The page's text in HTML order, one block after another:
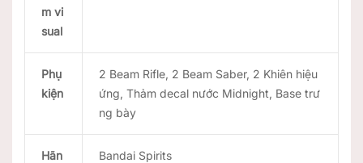
m vi
sual
Phụ
kiện
2 Beam Rifle, 2 Beam Saber, 2 Khiên hiệu
ứng, Thảm decal nước Midnight, Base trư
ng bày
Hãn
Bandai Spirits